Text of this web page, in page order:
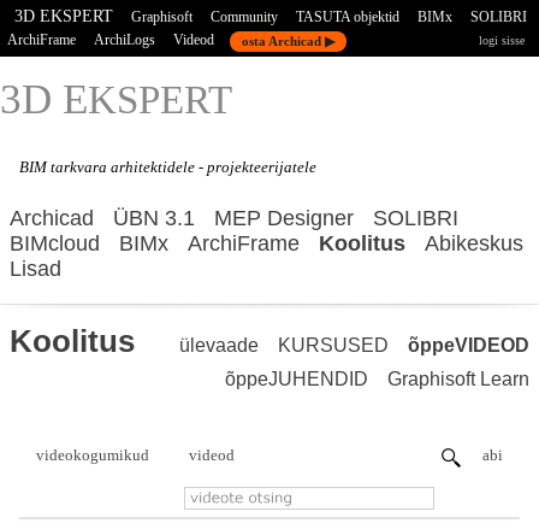
3D EKSPERT Graphisoft Community TASUTA objektid BIMx
SOLIBRI
ArchiFrame
ArchiLogs Videod osta Archicad ▶ logi sisse
3D EKSPERT
BIM tarkvara arhitektidele - projekteerijatele
Archicad ÜBN 3.1 MEP Designer
SOLIBRI
BIMcloud
BIMx ArchiFrame Koolitus
Abikeskus
Lisad
Koolitus ülevaade KURSUSED
õppeVIDEOD
õppeJUHENDID
Graphisoft Learn
videokogumikud videod abi